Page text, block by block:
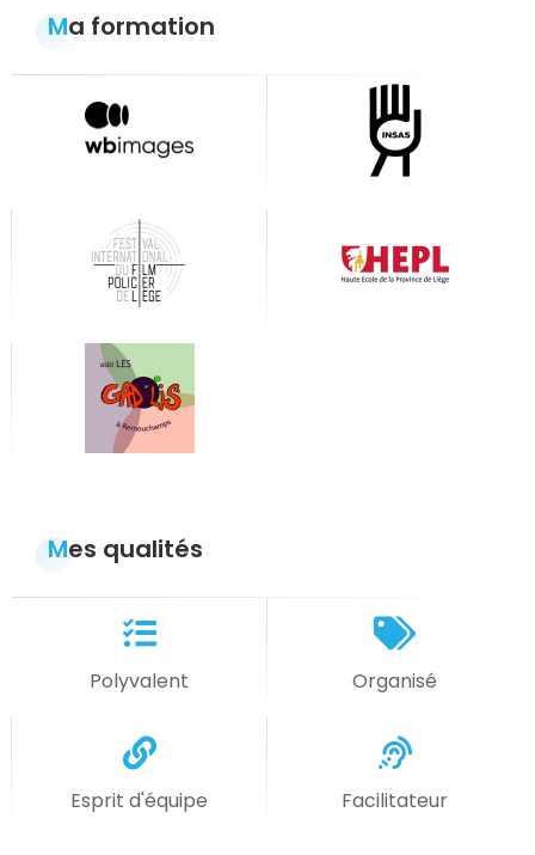
Ma formation
Mes qualités
Polyvalent Organisé
Esprit d'équipe Facilitateur